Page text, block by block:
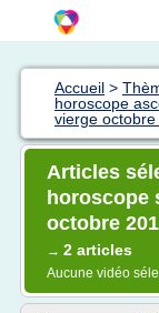
Accueil >
horoscope
vierge octobre
Articles
horoscope
octobre
→ 2 articles
Aucune vidéo